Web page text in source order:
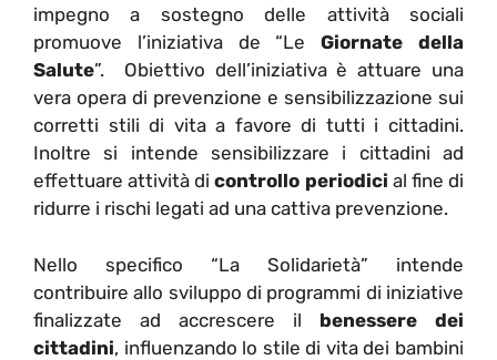
impegno a sostegno delle attività sociali
promuove l’iniziativa de “LeGiornate della
Salute”. Obiettivo dell’iniziativa è attuare una
vera opera di prevenzione e sensibilizzazione sui
corretti stili di vita a favore di tutti i cittadini.
Inoltre si intende sensibilizzare i cittadini ad
effettuare attività dicontrollo periodici al fine di
ridurre i rischi legati ad una cattiva prevenzione.
Nello specifico “La Solidarietà” intende
contribuire allo sviluppo di programmi di iniziative
finalizzate ad accrescere il benessere dei
cittadini, influenzando lo stile di vita dei bambini